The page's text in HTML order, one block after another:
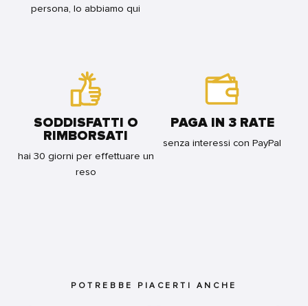
persona, lo abbiamo qui
SODDISFATTI O
RIMBORSATI
hai 30 giorni per effettuare un
reso
PAGA IN 3 RATE
senza interessi con PayPal
POTREBBE PIACERTI ANCHE